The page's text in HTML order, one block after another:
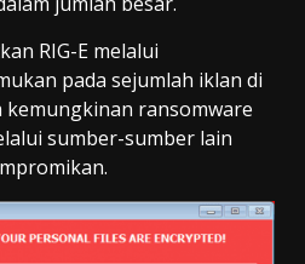
RIG-E melalui
pada sejumlah iklan di
kemungkinan ransomware
sumber-sumber lain